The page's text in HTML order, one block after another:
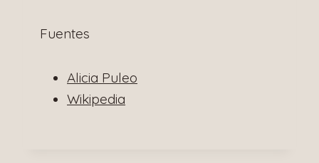
Fuentes
Alicia Puleo
Wikipedia